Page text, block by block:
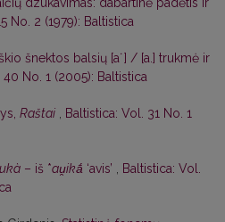
No. 2 (1979): Baltistica
šnektos balsių [a˙] / [a.] trukmė ir
40 No. 1 (2005): Baltistica
Raštai
Baltistica: Vol. 31 No. 1
– iš *au̯ikā́ ‘avis’
Baltistica: Vol.